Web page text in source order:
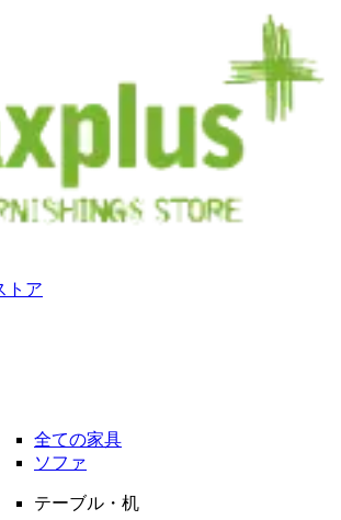
トア
全ての家具
ソファ
テーブル・机